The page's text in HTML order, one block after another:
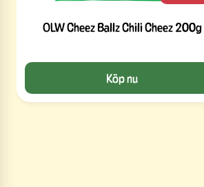
OLW Cheez Ballz Chili Cheez 200g
Köp nu